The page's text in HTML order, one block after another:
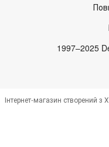
1997–2025
Інтернет-магазин створений з